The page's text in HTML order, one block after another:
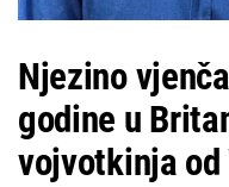
Njezino
godine u
vojvotkinja